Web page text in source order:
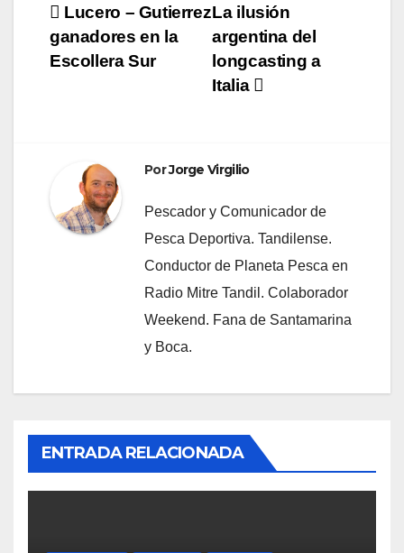
Navegación
de
La ilusión
argentina del
longcasting a
Italia
Lucero – Gutierrez
ganadores en la
Escollera Sur
PorJorge Virgilio
Pescador y Comunicador de
Pesca Deportiva. Tandilense.
Conductor de Planeta Pesca en
Radio Mitre Tandil. Colaborador
Weekend. Fana de Santamarina
y Boca.
ENTRADA RELACIONADA